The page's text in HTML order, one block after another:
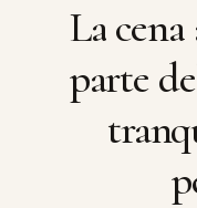
Lacena
parte